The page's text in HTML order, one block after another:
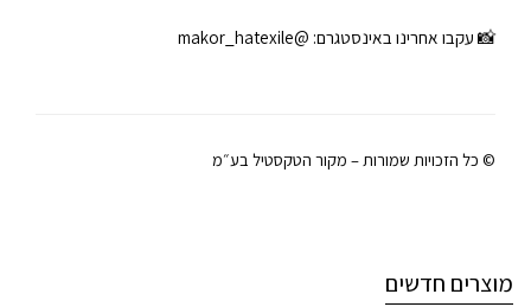
📸 עקבו אחרינו באינסטגרם: @makor_hatexile
© כל הזכויות שמורות – מקור הטקסטיל בע״מ
מוצרים חדשים